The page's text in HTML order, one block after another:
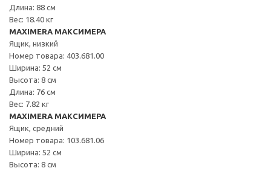
Длина: 88 см
Вес: 18.40 кг
MAXIMERA МАКСИМЕРА
Ящик, низкий
Номер товара: 403.681.00
Ширина: 52 см
Высота: 8 см
Длина: 76 см
Вес: 7.82 кг
MAXIMERA МАКСИМЕРА
Ящик, средний
Номер товара: 103.681.06
Ширина: 52 см
Высота: 8 см